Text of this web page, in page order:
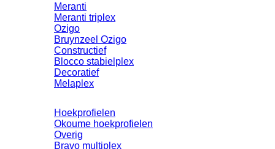
Meranti
Meranti triplex
Ozigo
Bruynzeel Ozigo
Constructief
Blocco stabielplex
Decoratief
Melaplex
Hoekprofielen
Okoume hoekprofielen
Overig
Bravo multiplex